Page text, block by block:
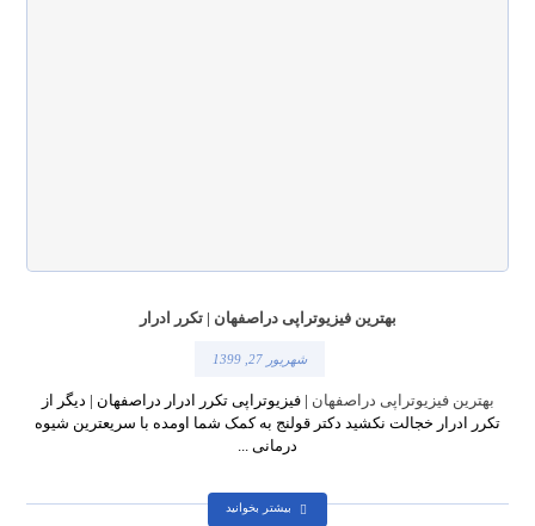
بهترین فیزیوتراپی دراصفهان | تکرر ادرار
شهریور 27, 1399
بهترین فیزیوتراپی دراصفهان | فیزیوتراپی تکرر ادرار دراصفهان | دیگر از
تکرر ادرار خجالت نکشید دکتر قولنج به کمک شما اومده با سریعترین شیوه
درمانی ...
بیشتر بخوانید